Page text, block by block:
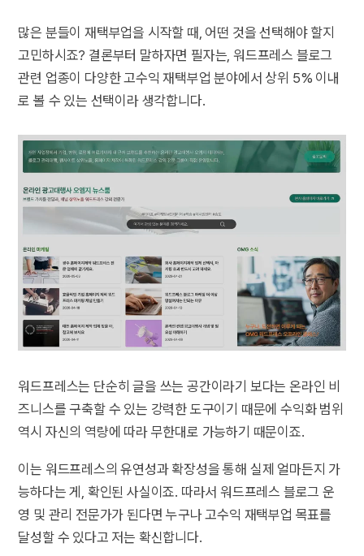
많은 분들이 재택부업을 시작할 때, 어떤 것을 선택해야 할지
고민하시죠? 결론부터 말하자면 필자는, 워드프레스 블로그
관련 업종이 다양한 고수익 재택부업 분야에서 상위 5% 이내
로 볼 수 있는 선택이라 생각합니다.
워드프레스는 단순히 글을 쓰는 공간이라기 보다는 온라인 비
즈니스를 구축할 수 있는 강력한 도구이기 때문에 수익화 범위
역시 자신의 역량에 따라 무한대로 가능하기 때문이죠.
이는 워드프레스의 유연성과 확장성을 통해 실제 얼마든지 가
능하다는 게, 확인된 사실이죠. 따라서 워드프레스 블로그 운
영 및 관리 전문가가 된다면 누구나 고수익 재택부업 목표를
달성할 수 있다고 저는 확신합니다.